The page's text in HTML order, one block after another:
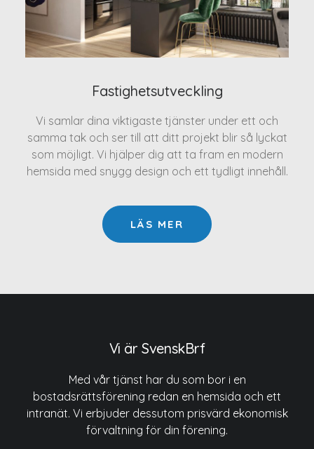
Fastighetsutveckling
Vi samlar dina viktigaste tjänster under ett och
samma tak och ser till att ditt projekt blir så lyckat
som möjligt. Vi hjälper dig att ta fram en modern
hemsida med snygg design och ett tydligt innehåll.
LÄS MER
Vi är SvenskBrf
Med vår tjänst har du som bor i en
bostadsrättsförening redan en hemsida och ett
intranät. Vi erbjuder dessutom prisvärd ekonomisk
förvaltning för din förening.